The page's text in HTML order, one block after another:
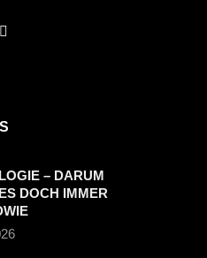
– DARUM
DOCH IMMER